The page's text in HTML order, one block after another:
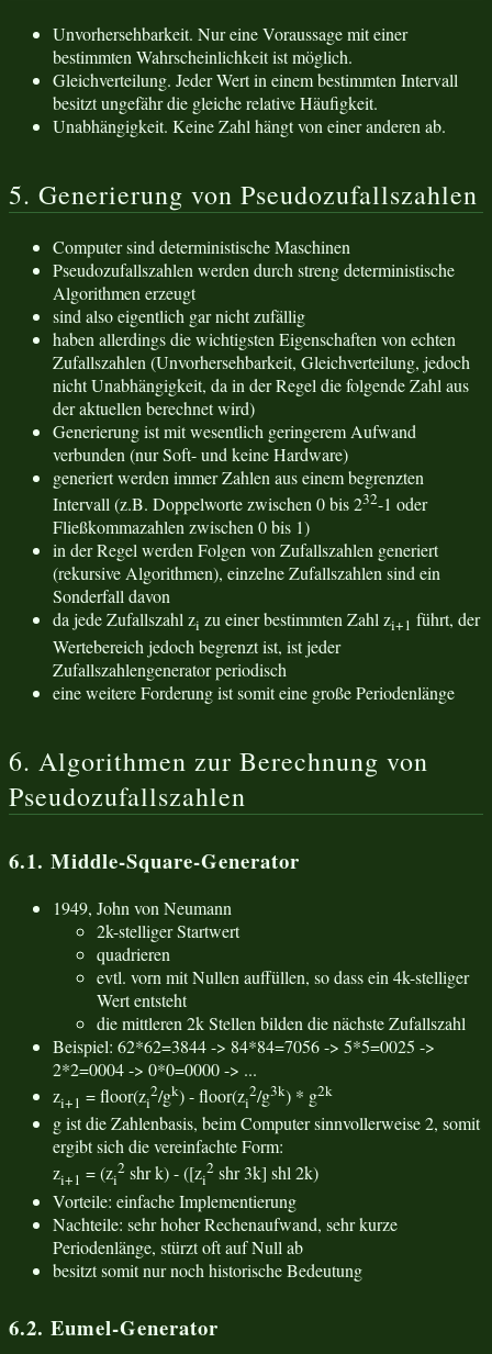
Unvorhersehbarkeit. Nur eine Voraussage mit einer
bestimmten Wahrscheinlichkeit ist möglich.
Gleichverteilung. Jeder Wert in einem bestimmten Intervall
besitzt ungefähr die gleiche relative Häufigkeit.
Unabhängigkeit. Keine Zahl hängt von einer anderen ab.
5. Generierung von Pseudozufallszahlen
Computer sind deterministische Maschinen
Pseudozufallszahlen werden durch streng deterministische
Algorithmen erzeugt
sind also eigentlich gar nicht zufällig
haben allerdings die wichtigsten Eigenschaften von echten
Zufallszahlen (Unvorhersehbarkeit, Gleichverteilung, jedoch
nicht Unabhängigkeit, da in der Regel die folgende Zahl aus
der aktuellen berechnet wird)
Generierung ist mit wesentlich geringerem Aufwand
verbunden (nur Soft- und keine Hardware)
generiert werden immer Zahlen aus einem begrenzten
Intervall (z.B. Doppelworte zwischen 0 bis 232-1 oder
Fließkommazahlen zwischen 0 bis 1)
in der Regel werden Folgen von Zufallszahlen generiert
(rekursive Algorithmen), einzelne Zufallszahlen sind ein
Sonderfall davon
da jede Zufallszahl zi zu einer bestimmten Zahl zi+1 führt, der
Wertebereich jedoch begrenzt ist, ist jeder
Zufallszahlengenerator periodisch
eine weitere Forderung ist somit eine große Periodenlänge
6. Algorithmen zur Berechnung von
Pseudozufallszahlen
6.1. Middle-Square-Generator
1949, John von Neumann
2k-stelliger Startwert
quadrieren
evtl. vorn mit Nullen auffüllen, so dass ein 4k-stelliger
Wert entsteht
die mittleren 2k Stellen bilden die nächste Zufallszahl
Beispiel: 62*62=3844 -> 84*84=7056 -> 5*5=0025 ->
2*2=0004 -> 0*0=0000 -> ...
zi+1 = floor(zi
2/gk) - floor(zi
2/g3k) * g2k
g ist die Zahlenbasis, beim Computer sinnvollerweise 2, somit
ergibt sich die vereinfachte Form:
zi+1 = (zi
2 shr k) - ([zi
2 shr 3k] shl 2k)
Vorteile: einfache Implementierung
Nachteile: sehr hoher Rechenaufwand, sehr kurze
Periodenlänge, stürzt oft auf Null ab
besitzt somit nur noch historische Bedeutung
6.2. Eumel-Generator